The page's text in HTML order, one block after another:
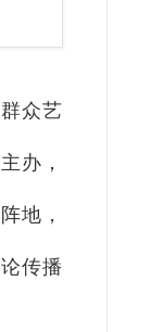
众艺
办，
地，
传播